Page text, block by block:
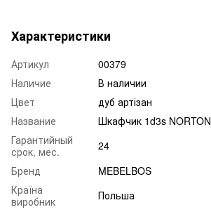
Характеристики
Артикул
00379
Наличие
В наличии
Цвет
дуб артізан
Название
Шкафчик 1d3s NORTON
Гарантийный
срок, мес.
24
Бренд
MEBELBOS
Країна
виробник
Польша